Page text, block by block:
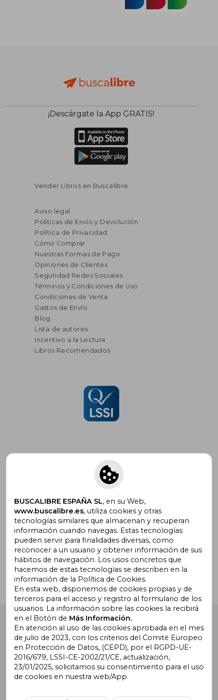
¡Descárgate la App GRATIS!
Vender Libros en Buscalibre
Aviso legal
Políticas de Envío y Devolución
Política de Privacidad
Cómo Comprar
Nuestras Formas de Pago
Opiniones de Clientes
Seguridad Redes Sociales
Términos y Condiciones de Uso
Condiciones de Venta
Gastos de Envío
Blog
Lista de autores
Incentivo a la Lectura
Libros Recomendados
Suscríbete para recibir ofertas y
promociones
¿Necesitas ayuda?
Ir a Centro de Soporte
Buscalibre España. Calle Energía, 65, Nave 3 (08940),
Cornellà de Llobregat, Barcelona. Derechos Reservados.
Buscalibre Argentina| Buscalibre Chile
BUSCALIBRE ESPAÑA SL, en su Web,
www.buscalibre.es, utiliza cookies y otras
tecnologías similares que almacenan y recuperan
información cuando navegas. Estas tecnologías
pueden servir para finalidades diversas, como
reconocer a un usuario y obtener información de sus
hábitos de navegación. Los usos concretos que
hacemos de estas tecnologías se describen en la
información de la Política de Cookies.
En esta web, disponemos de cookies propias y de
terceros para el acceso y registro al formulario de los
usuarios. La información sobre las cookies la recibirá
en el Botón de Más Información.
En atención al uso de las cookies aprobada en el mes
de julio de 2023, con los criterios del Comité Europeo
en Protección de Datos, (CEPD), por el RGPD-UE-
2016/679, LSSI-CE-2002/21/CE, actualización,
23/01/2025, solicitamos su consentimiento para el uso
de cookies en nuestra web/App.